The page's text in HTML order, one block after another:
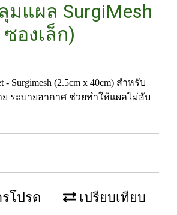
แผล SurgiMesh
องเล็ก)
- Surgimesh (2.5cm x 40cm) สำหรับ
ย ระบายอากาศ ช่วยทำให้แผลไม่อับ
โปรด เปรียบเทียบ